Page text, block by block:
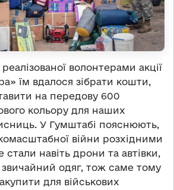
реалізованої волонтерами акції
їм вдалося зібрати кошти,
на передову 600
кольору для наших
У Гумштабі пояснюють,
війни розхідними
навіть дрони та автівки,
одяг, тож саме тому
для військових